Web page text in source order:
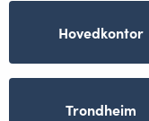
Hovedkontor
Trondheim